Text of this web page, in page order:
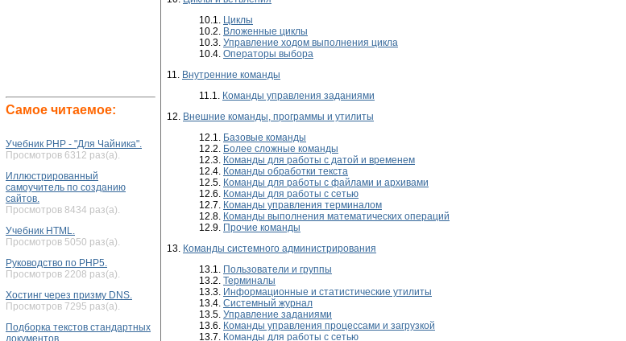
Самое читаемое:
Учебник PHP - "Для Чайника".
Просмотров 6312 раз(а).
Иллюстрированный
самоучитель по созданию
сайтов.
Просмотров 8434 раз(а).
Учебник HTML.
Просмотров 5050 раз(а).
Руководство по PHP5.
Просмотров 2208 раз(а).
Хостинг через призму DNS.
Просмотров 7295 раз(а).
Подборка текстов стандартных
документов.
10.1. Циклы
10.2. Вложенные циклы
10.3. Управление ходом выполнения цикла
10.4. Операторы выбора
11. Внутренние команды
11.1. Команды управления заданиями
12. Внешние команды, программы и утилиты
12.1. Базовые команды
12.2. Более сложные команды
12.3. Команды для работы с датой и временем
12.4. Команды обработки текста
12.5. Команды для работы с файлами и архивами
12.6. Команды для работы с сетью
12.7. Команды управления терминалом
12.8. Команды выполнения математических операций
12.9. Прочие команды
13. Команды системного администрирования
13.1. Пользователи и группы
13.2. Терминалы
13.3. Информационные и статистические утилиты
13.4. Системный журнал
13.5. Управление заданиями
13.6. Команды управления процессами и загрузкой
13.7. Команды для работы с сетью